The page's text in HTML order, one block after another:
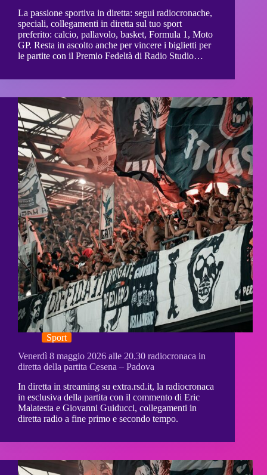
La passione sportiva in diretta: segui radiocronache,
speciali, collegamenti in diretta sul tuo sport
preferito: calcio, pallavolo, basket, Formula 1, Moto
GP. Resta in ascolto anche per vincere i biglietti per
le partite con il Premio Fedeltà di Radio Studio…
Sport
Venerdì 8 maggio 2026 alle 20.30 radiocronaca in
diretta della partita Cesena – Padova
In diretta in streaming su extra.rsd.it, la radiocronaca
in esclusiva della partita con il commento di Eric
Malatesta e Giovanni Guiducci, collegamenti in
diretta radio a fine primo e secondo tempo.